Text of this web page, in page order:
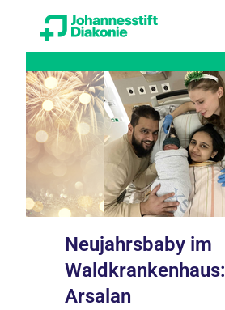
Neujahrsbaby im
Waldkrankenhaus:
Arsalan